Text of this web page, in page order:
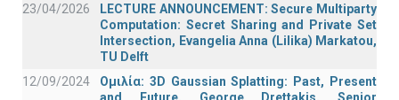
23/04/2026
LECTURE ANNOUNCEMENT: Secure Multiparty
Computation: Secret Sharing and Private Set
Intersection, Evangelia Anna (Lilika) Markatou,
TU Delft
12/09/2024
Ομιλία: 3D Gaussian Splatting: Past, Present